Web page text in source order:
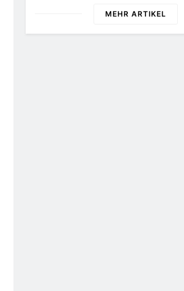
Sucht Zeugen
MEHR ARTIKEL